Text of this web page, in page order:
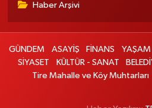
Haber Arşivi
GÜNDEM ASAYİŞ FİNANS YAŞAM
SİYASET
KÜLTÜR - SANAT
Tire Mahalle ve Köy Muhtarları